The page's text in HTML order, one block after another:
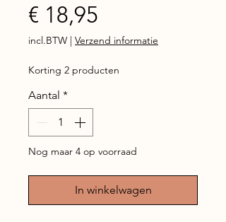
€ 18,95
incl.BTW | Verzend informatie
Korting 2 producten
Aantal *
Nog maar 4 op voorraad
In winkelwagen